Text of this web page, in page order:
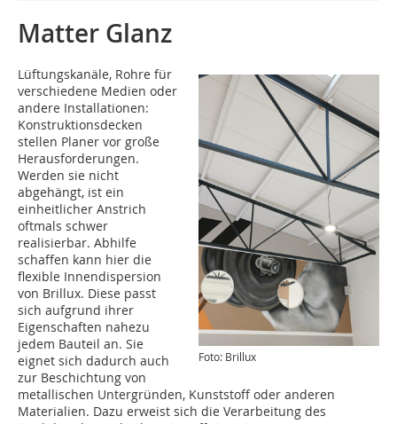
Matter Glanz
Foto: Brillux
Lüftungskanäle, Rohre für
verschiedene Medien oder
andere Installationen:
Konstruktionsdecken
stellen Planer vor große
Herausforderungen.
Werden sie nicht
abgehängt, ist ein
einheitlicher Anstrich
oftmals schwer
realisierbar. Abhilfe
schaffen kann hier die
flexible Innendispersion
von Brillux. Diese passt
sich aufgrund ihrer
Eigenschaften nahezu
jedem Bauteil an. Sie
eignet sich dadurch auch
zur Beschichtung von
metallischen Untergründen, Kunststoff oder anderen
Materialien. Dazu erweist sich die Verarbeitung des